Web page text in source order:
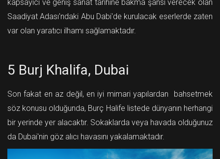
kapsayıcı ve geniş sanat tarihine bakma şansı verecek olan
Saadiyat Adası'ndaki Abu Dabi'de kurulacak eserlerde zaten
var olan yaratıcı ilhamı sağlamaktadır.
5 Burj Khalifa, Dubai
Son fakat en az değil, en iyi mimari yapılardan bahsetmek
söz konusu olduğunda, Burç Halife listede dünyanın herhangi
bir yerinde yer alacaktır. Sokaklarda veya havada olduğunuz
da Dubai'nin göz alıcı havasını yakalamaktadır.